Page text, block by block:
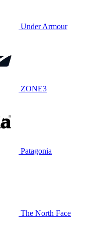
Under Armour
ZONE3
Patagonia
The North Face